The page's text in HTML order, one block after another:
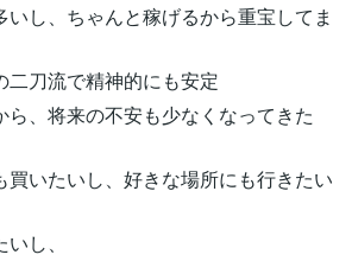
いし、ちゃんと稼げるから重宝してま
二刀流で精神的にも安定
ら、将来の不安も少なくなってきた
買いたいし、好きな場所にも行きたい
し、